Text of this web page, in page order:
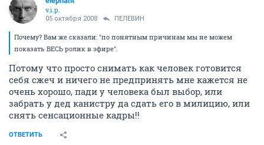
v.i.p.
05 октября 2008 ПЕЛЕВИН
Почему? Вам же сказали: "по понятным причинам мы не можем
показать ВЕСЬ ролик в эфире".
Потому что просто снимать как человек готовится
себя сжеч и ничего не предпринять мне кажется не
очень хорошо, пади у человека был выбор, или
забрать у дед канистру да сдать его в милицию, или
снять сенсационные кадры!!
ОТВЕТИТЬ